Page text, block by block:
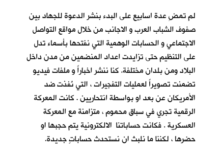
لم تمضِ عدة اسابيع على البدء بنشر الدعوة للجهاد بين
صفوف الشباب العرب و الاجانب من خلال مواقع التواصل
الاجتماعي و الحسابات الوهمية التي نفتحها بأسماء تدل
على التنظيم حتى تزايدت اعداد المنضمين من مدن داخل
البلاد ومن بلدان مختلفة. كنا ننشر اخباراً و ملفات فيديو
تضمنت تصويراً لعمليات التفجيرات ، التي نُفذت ضد
الأمريكان عن بعد او بواسطة انتحاريين . كانت المعركة
الرقمية تجري في سباق محموم ، متزامنة مع المعركة
العسكرية . فكانت حساباتنا الالكترونية يتم حجبها او
حضرها ، لكننا ما نلبث ان نستحدث حساباتٍ جديدة.